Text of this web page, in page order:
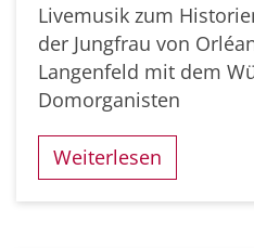
Livemusik zum
der Jungfrau von
Langenfeld mit dem
Domorganisten
Weiterlesen